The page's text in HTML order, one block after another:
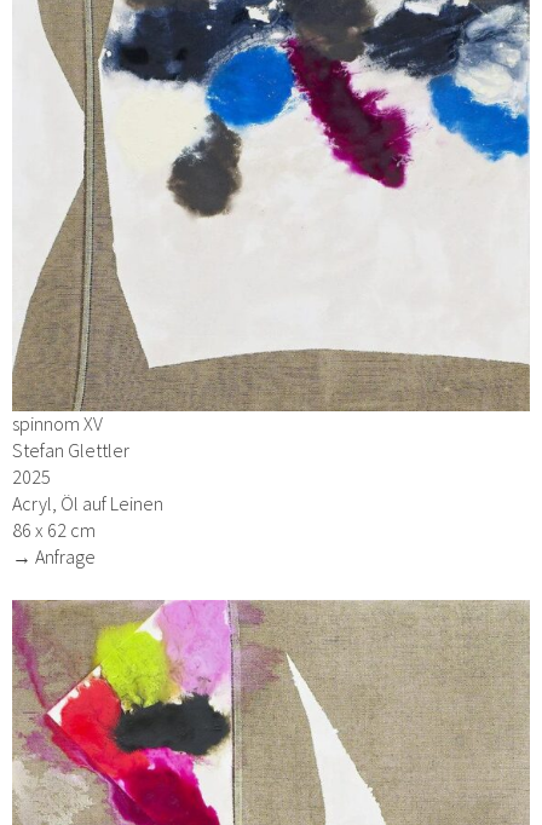
spinnom XV
Stefan Glettler
2025
Acryl, Öl auf Leinen
86 x 62 cm
→ Anfrage